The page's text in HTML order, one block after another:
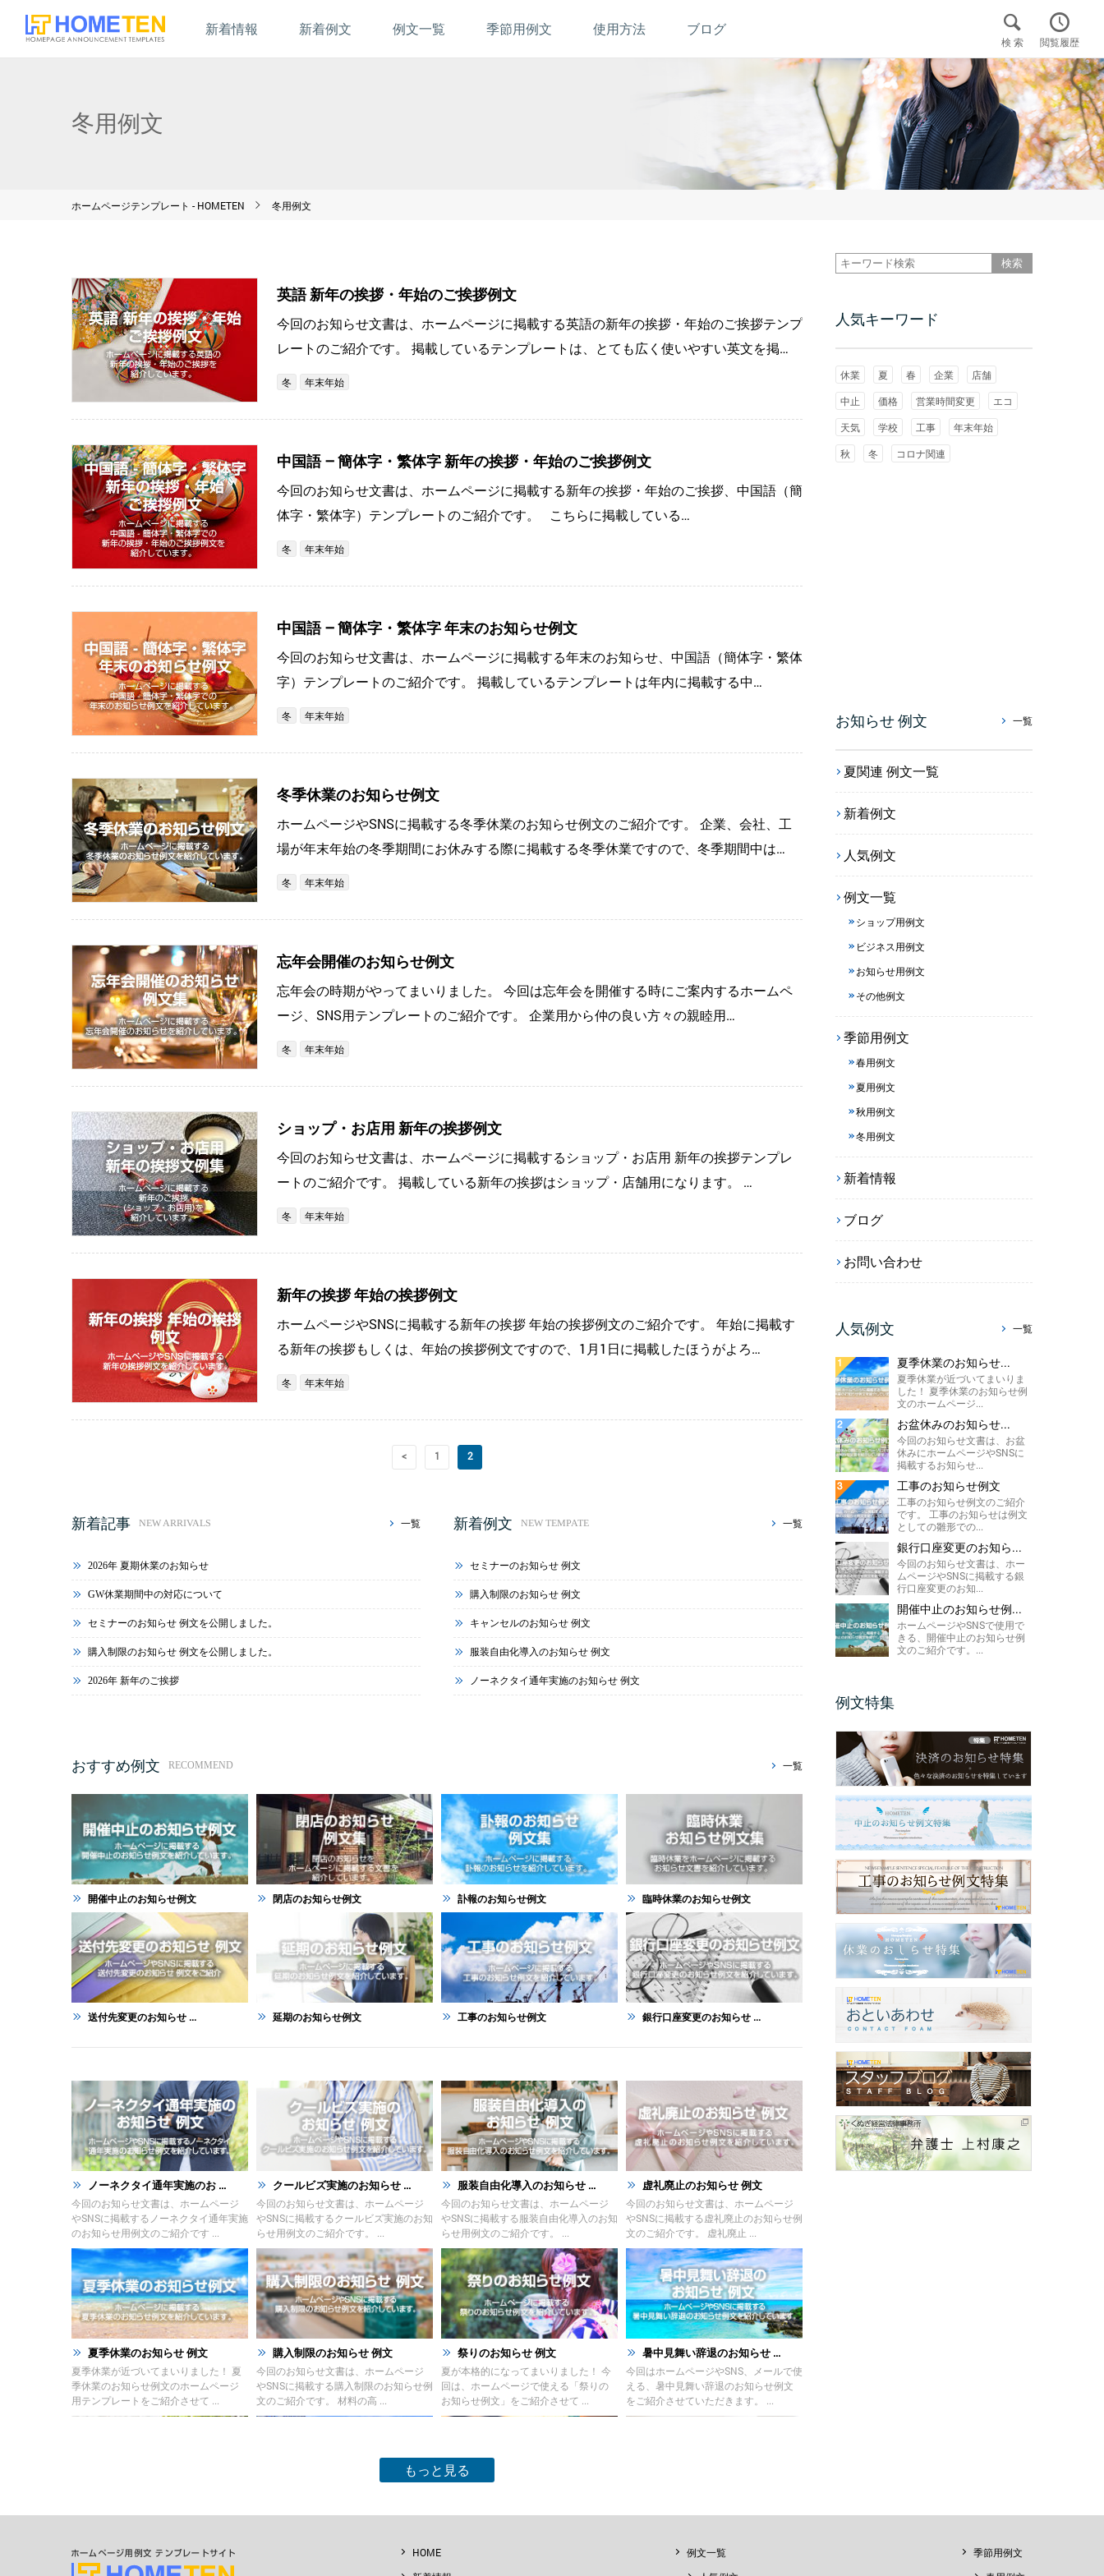

検 索

閲覧履歴
新着情報 新着例文 例文一覧 季節用例文 使用方法 ブログ

冬用例文
ホームページテンプレート - HOMETEN 冬用例文
英語 新年の挨拶・年始のご挨拶例文
今回のお知らせ文書は、ホームページに掲載する英語の新年の挨拶・年始のご挨拶テンプ
レートのご紹介です。 掲載しているテンプレートは、とても広く使いやすい英文を掲…
冬 年末年始
中国語 – 簡体字・繁体字 新年の挨拶・年始のご挨拶例文
今回のお知らせ文書は、ホームページに掲載する新年の挨拶・年始のご挨拶、中国語（簡
体字・繁体字）テンプレートのご紹介です。 こちらに掲載している…
冬 年末年始
中国語 – 簡体字・繁体字 年末のお知らせ例文
今回のお知らせ文書は、ホームページに掲載する年末のお知らせ、中国語（簡体字・繁体
字）テンプレートのご紹介です。 掲載しているテンプレートは年内に掲載する中…
冬 年末年始
冬季休業のお知らせ例文
ホームページやSNSに掲載する冬季休業のお知らせ例文のご紹介です。 企業、会社、工
場が年末年始の冬季期間にお休みする際に掲載する冬季休業ですので、冬季期間中は…
冬 年末年始
忘年会開催のお知らせ例文
忘年会の時期がやってまいりました。 今回は忘年会を開催する時にご案内するホームペ
ージ、SNS用テンプレートのご紹介です。 企業用から仲の良い方々の親睦用…
冬 年末年始
ショップ・お店用 新年の挨拶例文
今回のお知らせ文書は、ホームページに掲載するショップ・お店用 新年の挨拶テンプレ
ートのご紹介です。 掲載している新年の挨拶はショップ・店舗用になります。 …
冬 年末年始
新年の挨拶 年始の挨拶例文
ホームページやSNSに掲載する新年の挨拶 年始の挨拶例文のご紹介です。 年始に掲載す
る新年の挨拶もしくは、年始の挨拶例文ですので、1月1日に掲載したほうがよろ…
冬 年末年始
< 1 2
新着記事 NEW ARRIVALS 一覧
2026年 夏期休業のお知らせ
GW休業期間中の対応について
セミナーのお知らせ 例文を公開しました。
購入制限のお知らせ 例文を公開しました。
2026年 新年のご挨拶
新着例文 NEW TEMPATE 一覧
セミナーのお知らせ 例文
購入制限のお知らせ 例文
キャンセルのお知らせ 例文
服装自由化導入のお知らせ 例文
ノーネクタイ通年実施のお知らせ 例文
おすすめ例文 RECOMMEND 一覧
開催中止のお知らせ例文 閉店のお知らせ例文 訃報のお知らせ例文 臨時休業のお知らせ例文
送付先変更のお知らせ ... 延期のお知らせ例文 工事のお知らせ例文 銀行口座変更のお知らせ ...
ノーネクタイ通年実施のお ...
今回のお知らせ文書は、ホームページ
やSNSに掲載するノーネクタイ通年実施
のお知らせ用例文のご紹介です ...
クールビズ実施のお知らせ ...
今回のお知らせ文書は、ホームページ
やSNSに掲載するクールビズ実施のお知
らせ用例文のご紹介です。 ...
服装自由化導入のお知らせ ...
今回のお知らせ文書は、ホームページ
やSNSに掲載する服装自由化導入のお知
らせ用例文のご紹介です。 ...
虚礼廃止のお知らせ 例文
今回のお知らせ文書は、ホームページ
やSNSに掲載する虚礼廃止のお知らせ例
文のご紹介です。 虚礼廃止 ...
夏季休業のお知らせ 例文
夏季休業が近づいてまいりました！ 夏
季休業のお知らせ例文のホームページ
用テンプレートをご紹介させて ...
購入制限のお知らせ 例文
今回のお知らせ文書は、ホームページ
やSNSに掲載する購入制限のお知らせ例
文のご紹介です。 材料の高 ...
祭りのお知らせ 例文
夏が本格的になってまいりました！ 今
回は、ホームページで使える「祭りの
お知らせ例文」をご紹介させて ...
暑中見舞い辞退のお知らせ ...
今回はホームページやSNS、メールで使
える、暑中見舞い辞退のお知らせ例文
をご紹介させていただきます。 ...
販売休止のお知らせ例文
に掲載する販売休止のお知らせテンプ
レートのご紹介です。 こちらに ...
製造終了のお知らせ 例文
のお知らせ例文のご紹介です。 材料の
価格改定のお知らせ例文 FAX廃止のお知らせ 例 ...
FAX廃止のお知らせは、SDGsを推進す
もっと見る
人気キーワード
休業 夏 春 企業
店舗
中止
価格 営業時間変更
エコ
天気
学校 工事
年末年始
秋
冬 コロナ関連
お知らせ 例文 一覧
夏関連 例文一覧
新着例文
人気例文
例文一覧
ショップ用例文
ビジネス用例文
お知らせ用例文
その他例文
季節用例文
春用例文
夏用例文
秋用例文
冬用例文
新着情報
ブログ
お問い合わせ
人気例文 一覧
夏季休業のお知らせ...
夏季休業が近づいてまいりま
した！ 夏季休業のお知らせ例
文のホームページ...
お盆休みのお知らせ...
今回のお知らせ文書は、お盆
休みにホームページやSNSに
掲載するお知らせ...
工事のお知らせ例文
工事のお知らせ例文のご紹介
です。 工事のお知らせは例文
としての雛形での...
銀行口座変更のお知ら...
今回のお知らせ文書は、ホー
ムページやSNSに掲載する銀
行口座変更のお知...
開催中止のお知らせ例...
ホームページやSNSで使用で
きる、開催中止のお知らせ例
文のご紹介です。...
例文特集
HOME
例文一覧
季節用例文